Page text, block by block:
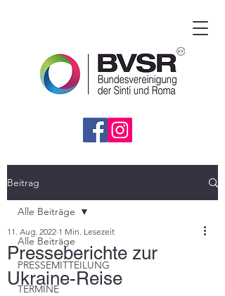
Beitrag
Alle Beiträge
PRESSEMITTEILUNG
TERMINE
Alle Beiträge
Presseberichte zur
Ukraine-Reise
11. Aug. 2022 1 Min. Lesezeit